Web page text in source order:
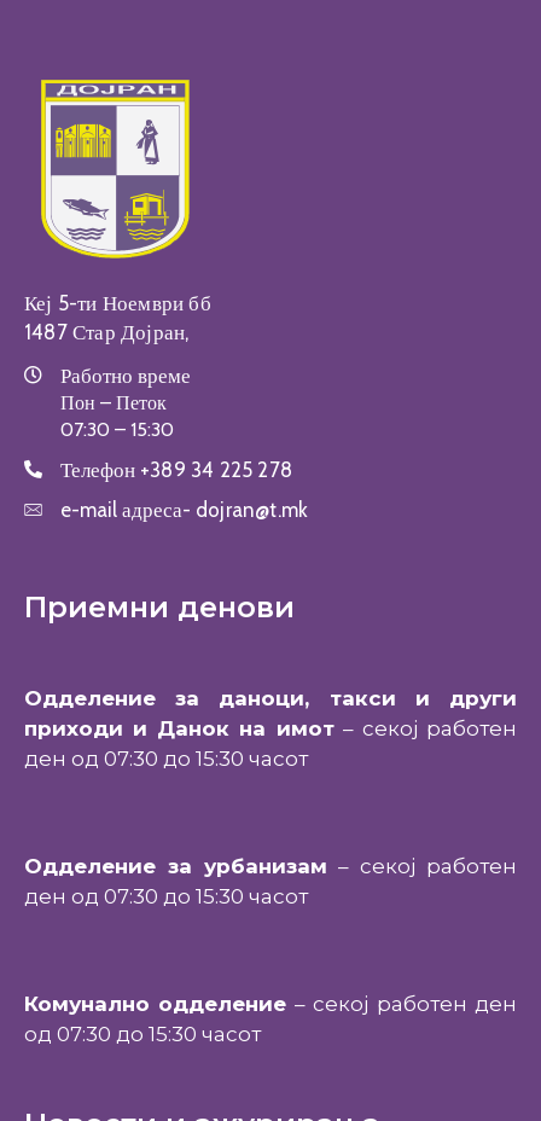
Кеј 5-ти Ноември бб
1487 Стар Дојран,
Работно време
Пон – Петок
07:30 – 15:30
Телефон +389 34 225 278
e-mail адреса- dojran@t.mk
Приемни денови
Одделение за даноци, такси и други
приходи и Данок на имот– секој работен
ден од 07:30 до 15:30 часот
Одделение за урбанизам – секој работен
ден од 07:30 до 15:30 часот
Комунално одделение – секој работен ден
од 07:30 до 15:30 часот